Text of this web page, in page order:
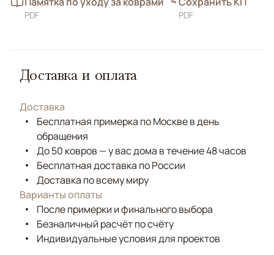
PDF PDF
Доставка и оплата
Доставка
Бесплатная примерка по Москве в день
обращения
До 50 ковров — у вас дома в течение 48 часов
Бесплатная доставка по России
Доставка по всему миру
Варианты оплаты
После примерки и финального выбора
Безналичный расчёт по счёту
Индивидуальные условия для проектов